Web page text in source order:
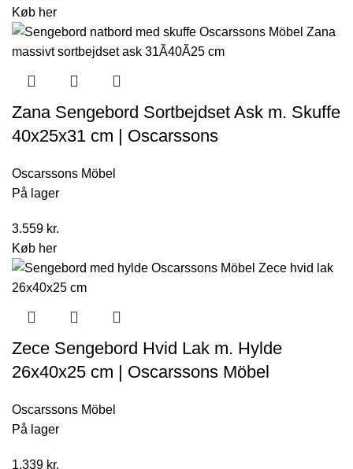
Køb her
Zana Sengebord Sortbejdset Ask m. Skuffe
40x25x31 cm | Oscarssons
Oscarssons Möbel
På lager
3.559 kr.
Køb her
Zece Sengebord Hvid Lak m. Hylde
26x40x25 cm | Oscarssons Möbel
Oscarssons Möbel
På lager
1.339 kr.